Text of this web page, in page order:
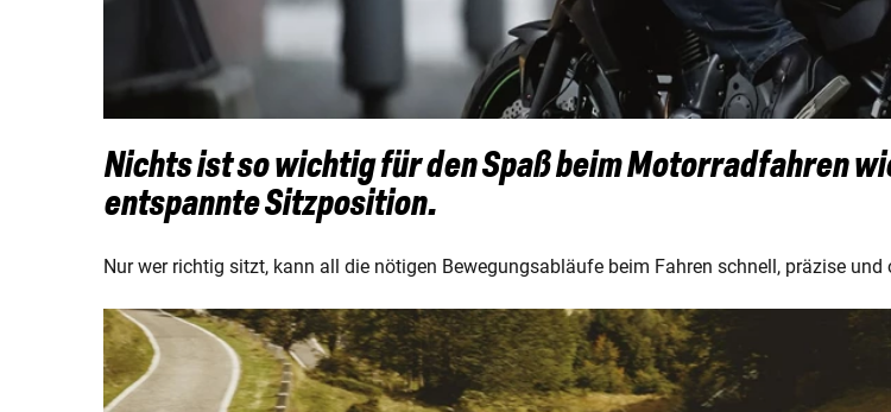
Nichts ist so wichtig für den Spaß beim Motorradfahren
entspannte Sitzposition.
Nur wer richtig sitzt, kann all die nötigen Bewegungsabläufe beim Fahren schnell, präzise